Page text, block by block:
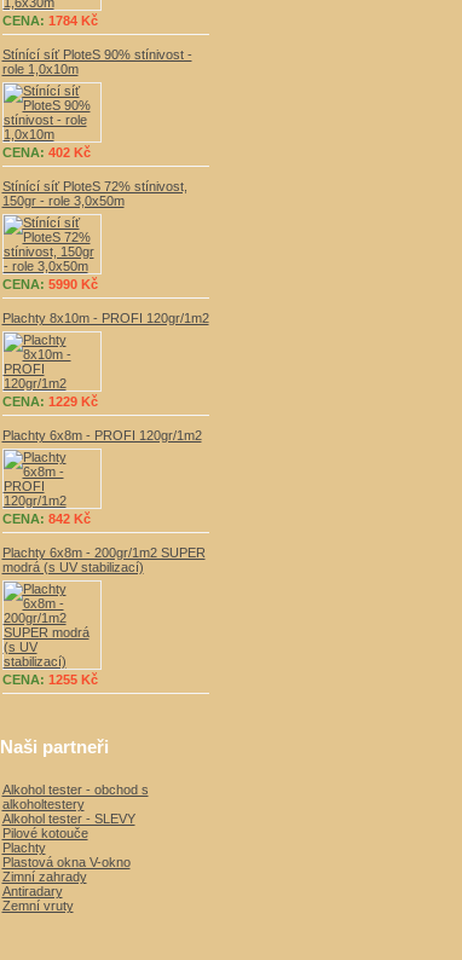
CENA: 1784 Kč
Stínící síť PloteS 90% stínivost -
role 1,0x10m
CENA: 402 Kč
Stínící síť PloteS 72% stínivost,
150gr - role 3,0x50m
CENA: 5990 Kč
Plachty 8x10m - PROFI 120gr/1m2
CENA: 1229 Kč
Plachty 6x8m - PROFI 120gr/1m2
CENA: 842 Kč
Plachty 6x8m - 200gr/1m2 SUPER
modrá (s UV stabilizací)
CENA: 1255 Kč
Naši partneři
Alkohol tester - obchod s
alkoholtestery
Alkohol tester - SLEVY
Pilové kotouče
Plachty
Plastová okna V-okno
Zimní zahrady
Antiradary
Zemní vruty